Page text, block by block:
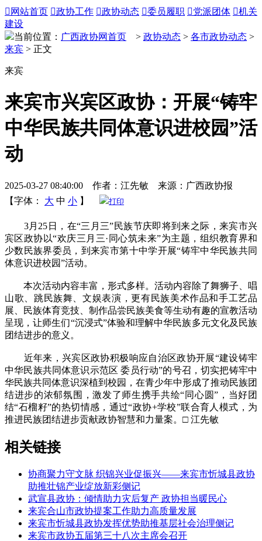
 网站首页 政协工作 政协动态 委员履职 党派团体 机关
建设
当前位置： 广西政协网首页 > 政协动态 > 各市政协动态 >
来宾 > 正文
来宾
来宾市兴宾区政协：开展“铸牢
中华民族共同体意识进校园”活
动
2025-03-27 08:40:00 作者：江先敏 来源：广西政协报
【字体：
大 中 小 】 打印
3月25日，在“三月三”民族节庆即将到来之际，来宾市兴
宾区政协以“欢庆三月三·同心筑未来”为主题，组织教育界和
少数民族界委员，到来宾市第十中学开展“铸牢中华民族共同
体意识进校园”活动。
本次活动内容丰富，形式多样。活动内容除了舞狮子、唱
山歌、跳民族舞、文娱表演，更有民族美术作品和手工艺品
展、民族体育竞技、制作品尝民族美食等生动有趣的宣教活动
呈现，让师生们“沉浸式”体验和理解中华民族多元文化及民族
团结进步的意义。
近年来，兴宾区政协积极响应自治区政协开展“建设铸牢
中华民族共同体意识示范区 委员行动”的号召，切实把铸牢中
华民族共同体意识深植到校园，在青少年中形成了推动民族团
结进步的浓郁氛围，激发了师生携手共绘“同心圆”，当好团
结“石榴籽”的热切情感，通过“政协+学校”联合育人模式，为
推进民族团结进步贡献政协智慧和力量案。□ 江先敏
相关链接
协商聚力守文脉 织锦兴业促振兴——来宾市忻城县政协
助推壮锦产业绽放新彩侧记
武宣县政协：倾情助力灾后复产 政协担当暖民心
来宾合山市政协提案工作助力高质量发展
来宾市忻城县政协发挥优势助推基层社会治理侧记
来宾市政协五届第三十八次主席会召开